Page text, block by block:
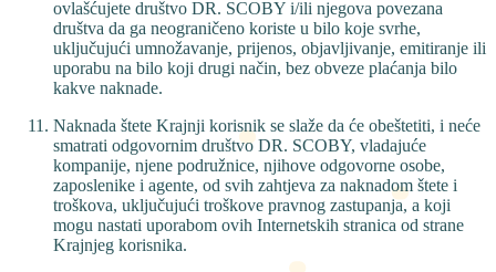
ovlašćujete društvo DR. SCOBY i/ili njegova povezana
društva da ga neograničeno koriste u bilo koje svrhe,
uključujući umnožavanje, prijenos, objavljivanje, emitiranje ili
uporabu na bilo koji drugi način, bez obveze plaćanja bilo
kakve naknade.
Naknada štete Krajnji korisnik se slaže da će obeštetiti, i neće
smatrati odgovornim društvo DR. SCOBY, vladajuće
kompanije, njene podružnice, njihove odgovorne osobe,
zaposlenike i agente, od svih zahtjeva za naknadom štete i
troškova, uključujući troškove pravnog zastupanja, a koji
mogu nastati uporabom ovih Internetskih stranica od strane
Krajnjeg korisnika.